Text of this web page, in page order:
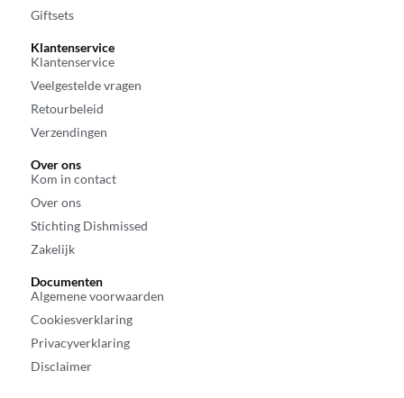
Giftsets
Klantenservice
Klantenservice
Veelgestelde vragen
Retourbeleid
Verzendingen
Over ons
Kom in contact
Over ons
Stichting Dishmissed
Zakelijk
Documenten
Algemene voorwaarden
Cookiesverklaring
Privacyverklaring
Disclaimer